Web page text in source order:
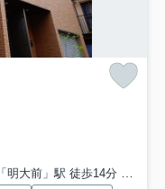
明大前」駅 徒歩14分 京王